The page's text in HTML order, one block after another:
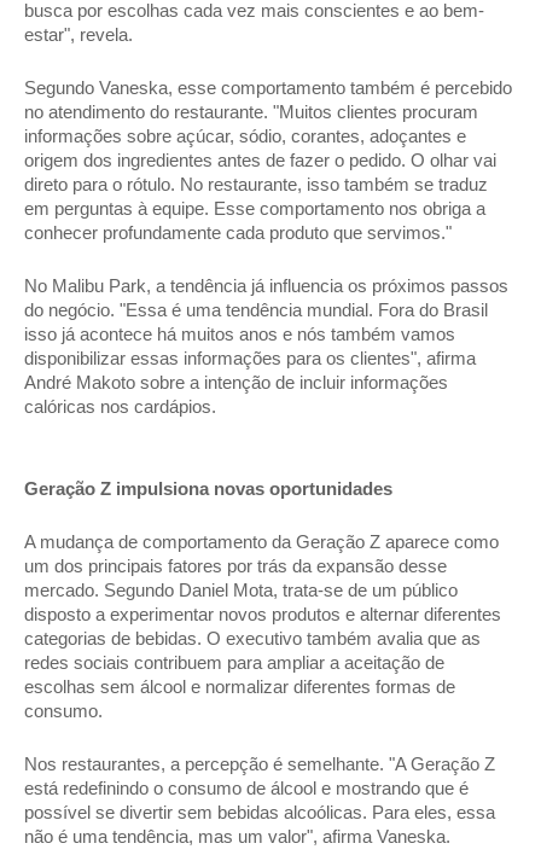
busca por escolhas cada vez mais conscientes e ao bem-
estar", revela.
Segundo Vaneska, esse comportamento também é percebido
no atendimento do restaurante. "Muitos clientes procuram
informações sobre açúcar, sódio, corantes, adoçantes e
origem dos ingredientes antes de fazer o pedido. O olhar vai
direto para o rótulo. No restaurante, isso também se traduz
em perguntas à equipe. Esse comportamento nos obriga a
conhecer profundamente cada produto que servimos."
No Malibu Park, a tendência já influencia os próximos passos
do negócio. "Essa é uma tendência mundial. Fora do Brasil
isso já acontece há muitos anos e nós também vamos
disponibilizar essas informações para os clientes", afirma
André Makoto sobre a intenção de incluir informações
calóricas nos cardápios.
Geração Z impulsiona novas oportunidades
A mudança de comportamento da Geração Z aparece como
um dos principais fatores por trás da expansão desse
mercado. Segundo Daniel Mota, trata-se de um público
disposto a experimentar novos produtos e alternar diferentes
categorias de bebidas. O executivo também avalia que as
redes sociais contribuem para ampliar a aceitação de
escolhas sem álcool e normalizar diferentes formas de
consumo.
Nos restaurantes, a percepção é semelhante. "A Geração Z
está redefinindo o consumo de álcool e mostrando que é
possível se divertir sem bebidas alcoólicas. Para eles, essa
não é uma tendência, mas um valor", afirma Vaneska.